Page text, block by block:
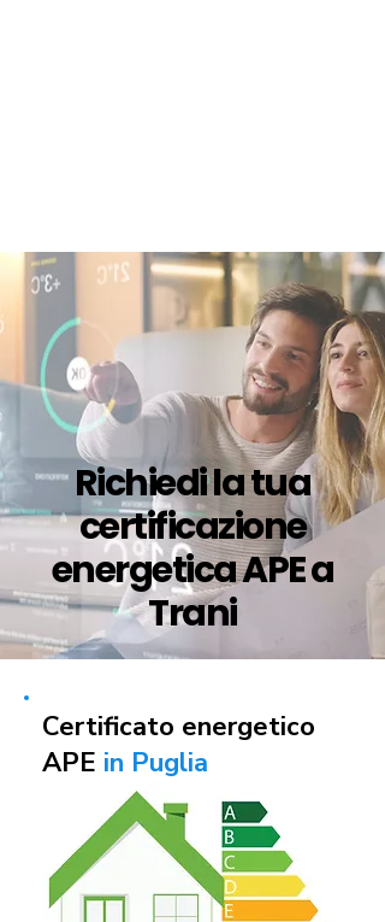
Richiedi la tua
certificazione
energetica APE a
Trani
Certificato energetico
APE in Puglia